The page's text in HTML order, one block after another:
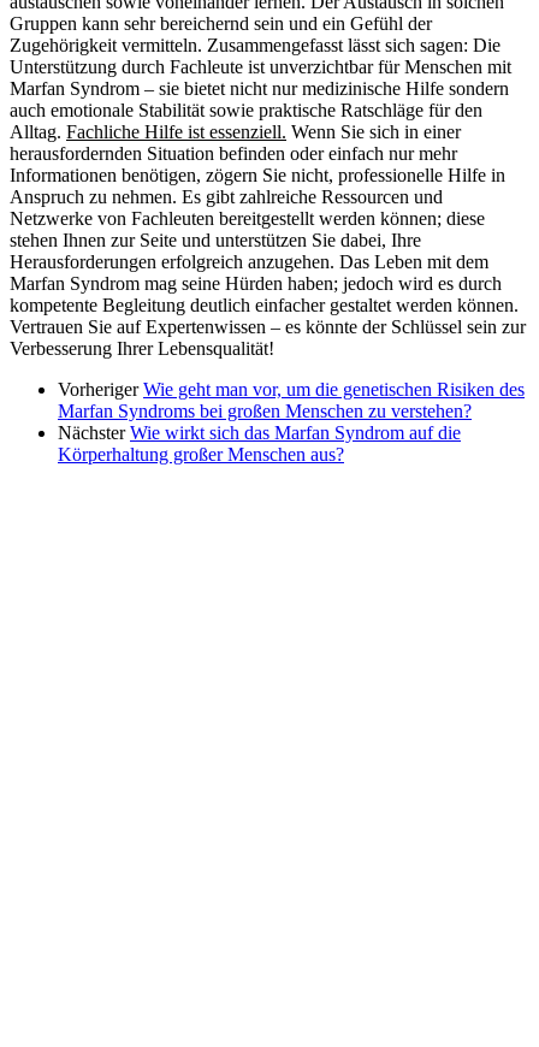
Gruppen kann sehr bereichernd sein und ein Gefühl der
Zugehörigkeit vermitteln. Zusammengefasst lässt sich sagen: Die
Unterstützung durch Fachleute ist unverzichtbar für Menschen mit
Marfan Syndrom – sie bietet nicht nur medizinische Hilfe sondern
auch emotionale Stabilität sowie praktische Ratschläge für den
Alltag. Fachliche Hilfe ist essenziell. Wenn Sie sich in einer
herausfordernden Situation befinden oder einfach nur mehr
Informationen benötigen, zögern Sie nicht, professionelle Hilfe in
Anspruch zu nehmen. Es gibt zahlreiche Ressourcen und
Netzwerke von Fachleuten bereitgestellt werden können; diese
stehen Ihnen zur Seite und unterstützen Sie dabei, Ihre
Herausforderungen erfolgreich anzugehen. Das Leben mit dem
Marfan Syndrom mag seine Hürden haben; jedoch wird es durch
kompetente Begleitung deutlich einfacher gestaltet werden können.
Vertrauen Sie auf Expertenwissen – es könnte der Schlüssel sein zur
Verbesserung Ihrer Lebensqualität!
Vorheriger Wie geht man vor, um die genetischen Risiken des
Marfan Syndroms bei großen Menschen zu verstehen?
Nächster Wie wirkt sich das Marfan Syndrom auf die
Körperhaltung großer Menschen aus?